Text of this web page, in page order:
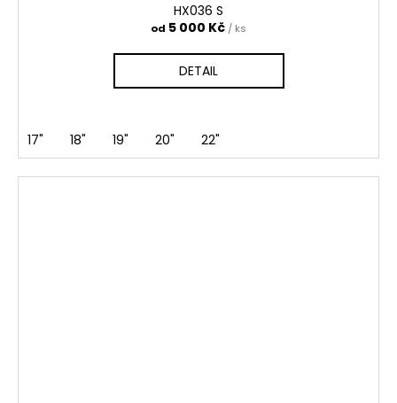
HX036 S
od 5 000 Kč / ks
DETAIL
17" 18" 19" 20" 22"